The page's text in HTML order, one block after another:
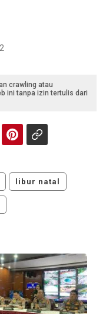
crawling atau
ini tanpa izin tertulis dari
libur natal